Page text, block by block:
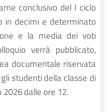
conclusivo del I ciclo
in decimi e determinato
e la media dei voti
verrà pubblicato,
documentale riservata
studenti della classe di
dalle ore 12.